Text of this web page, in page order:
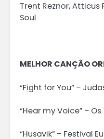
Trent Reznor, Atticus
Soul
MELHOR CANÇÃO
“Fight for You” –
“Hear my Voice” –
“Husavik” – Festival